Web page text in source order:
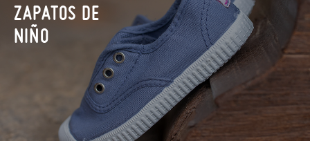
ZAPATOS DE
NIÑO